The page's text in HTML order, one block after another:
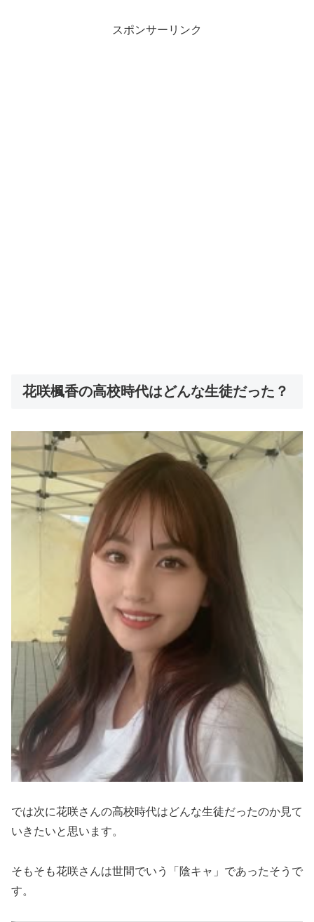
スポンサーリンク
花咲楓香の高校時代はどんな生徒だった？
では次に花咲さんの高校時代はどんな生徒だったのか見て
いきたいと思います。
そもそも花咲さんは世間でいう「陰キャ」であったそうで
す。